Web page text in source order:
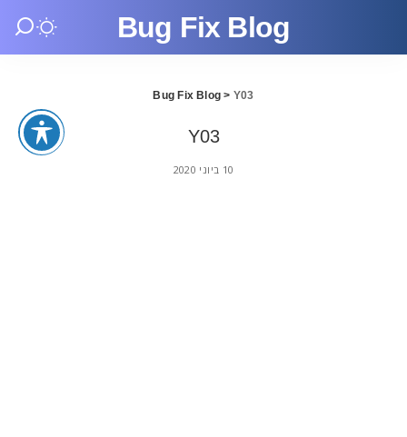
Bug Fix Blog
Bug Fix Blog > Y03
Y03
10 ביוני 2020